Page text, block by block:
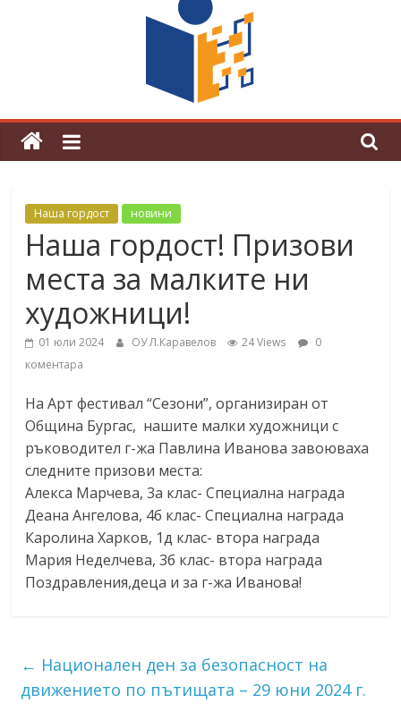
поредна награда от конкурс на
център за развитие на човешките
ресурси (ЦРЧР)
Наша гордост новини
Наша гордост! Призови
места за малките ни
художници!
01 юли 2024 ОУ Л.Каравелов 24 Views
0
коментара
На Арт фестивал “Сезони”, организиран от
Община Бургас, нашите малки художници с
ръководител г-жа Павлина Иванова завоюваха
следните призови места:
Алекса Марчева, 3а клас- Специална награда
Деана Ангелова, 4б клас- Специална награда
Каролина Харков, 1д клас- втора награда
Мария Неделчева, 3б клас- втора награда
Поздравления,деца и за г-жа Иванова!
← Национален ден за безопасност на
движението по пътищата – 29 юни 2024 г.